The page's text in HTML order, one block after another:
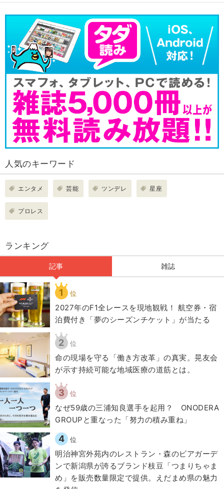
人気のキーワード
エンタメ 芸能 ツンデレ 星座
プロレス
ランキング
記事 雑誌
1 位
2027年のF1全レースを現地観戦！ 航空券・宿
泊費付き「夢のシーズンチケット」が当たる
2 位
​命の現場を守る「働き方改革」の真実。晃友会
が示す持続可能な地域医療の道筋とは。
3 位
なぜ59歳の三浦知良選手を起用？ ONODERA
GROUPと重なった「努力の積み重ね」
4 位
明治神宮外苑内のレストラン・森のビアガーデ
ンで新潟県が誇るブランド枝豆「つまりちゃま
め」を販売数量限定で提供。えだまめ県の魅力